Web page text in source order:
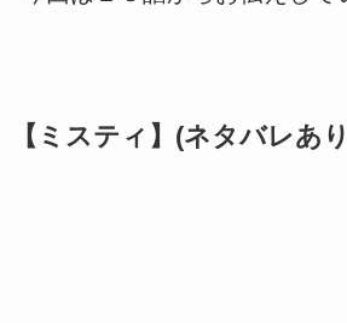
【ミスティ】(ネタバレあ